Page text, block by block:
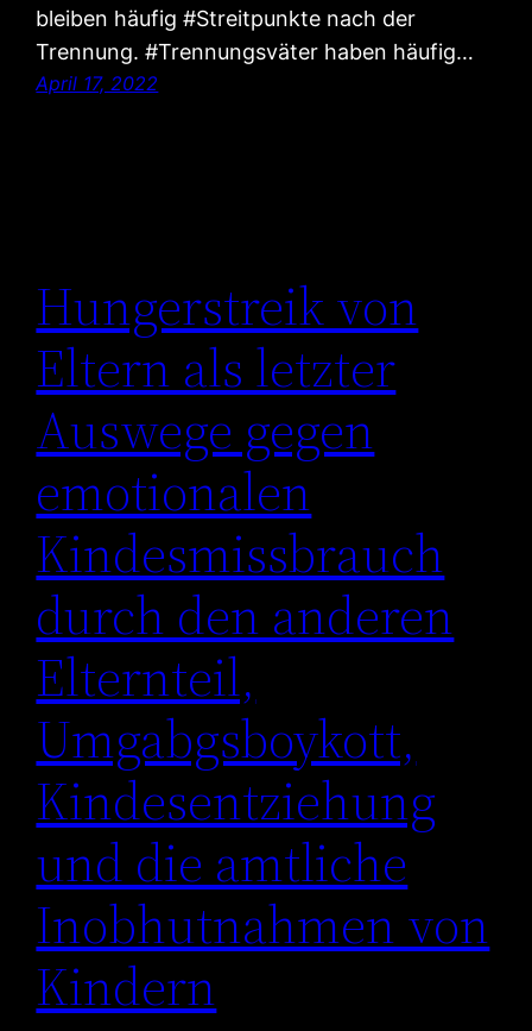
bleiben häufig #Streitpunkte nach der
Trennung. #Trennungsväter haben häufig…
April 17, 2022
Hungerstreik von
Eltern als letzter
Auswege gegen
emotionalen
Kindesmissbrauch
durch den anderen
Elternteil,
Umgabgsboykott,
Kindesentziehung
und die amtliche
Inobhutnahmen von
Kindern